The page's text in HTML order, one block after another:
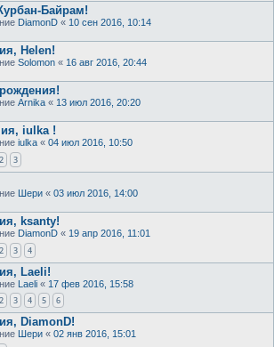
Байрам!
DiamonD « 10 сен 2016, 10:14
Helen!
Solomon « 16 авг 2016, 20:44
Arnika « 13 июл 2016, 20:20
iulka !
iulka « 04 июл 2016, 10:50
2 3
Шери « 03 июл 2016, 14:00
ksanty!
DiamonD « 19 апр 2016, 11:01
2 3 4
Laeli!
Laeli « 17 фев 2016, 15:58
2 3 4 5 6
DiamonD!
Шери « 02 янв 2016, 15:01